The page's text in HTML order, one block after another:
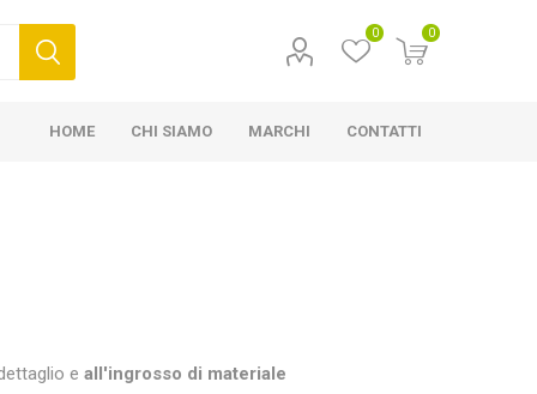
0 0
HOME CHI SIAMO MARCHI CONTATTI
e all'ingrosso di materiale